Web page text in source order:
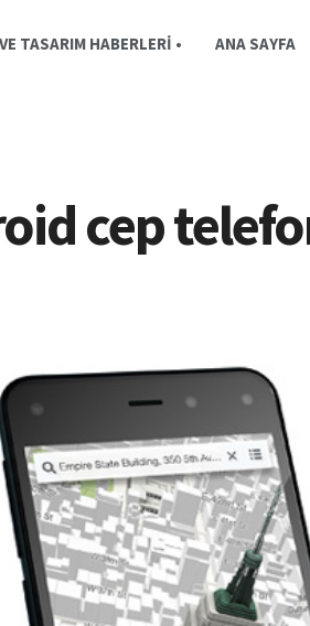
TASARIM HABERLERI • ANA SAYFA
cep